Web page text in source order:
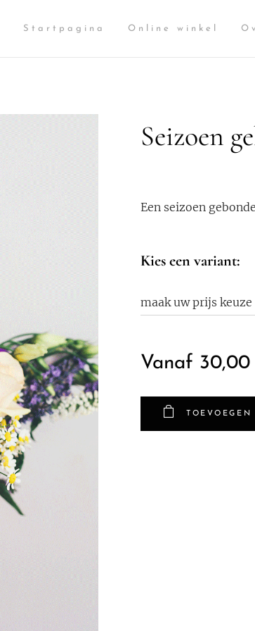
Startpagina Online winkel
Seizoen
Een seizoen
Kies een variant:
maak uw prijs keuze
Vanaf 30,00